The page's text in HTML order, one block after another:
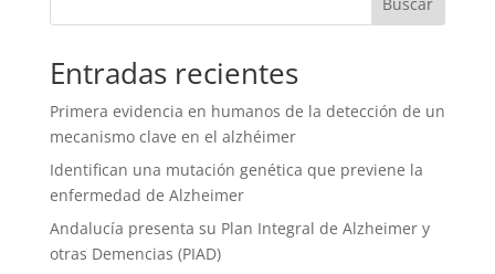
Entradas recientes
Primera evidencia en humanos de la detección de un
mecanismo clave en el alzhéimer
Identifican una mutación genética que previene la
enfermedad de Alzheimer
Andalucía presenta su Plan Integral de Alzheimer y
otras Demencias (PIAD)